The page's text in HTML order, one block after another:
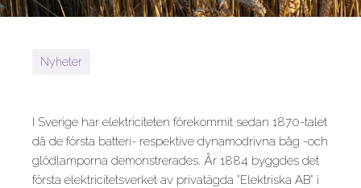
Nyheter
I Sverige har elektriciteten förekommit sedan 1870-talet
då de första batteri- respektive dynamodrivna båg -och
glödlamporna demonstrerades. År 1884 byggdes det
första elektricitetsverket av privatägda "Elektriska AB" i